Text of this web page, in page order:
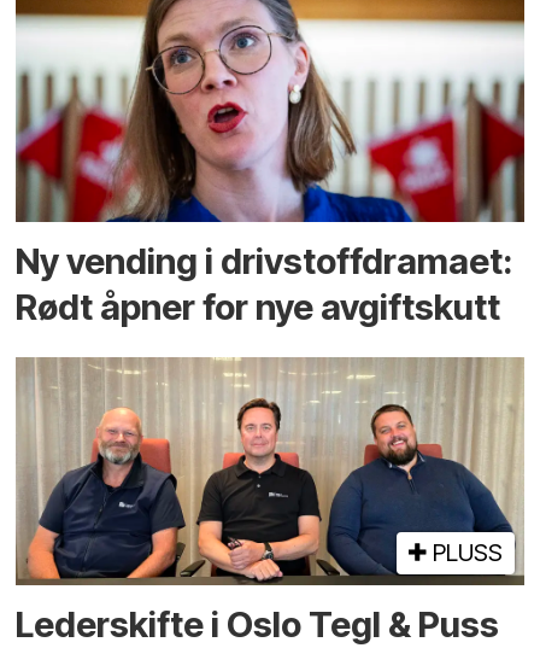
Ny vending i drivstoffdramaet:
Rødt åpner for nye avgiftskutt
PLUSS
Lederskifte i Oslo Tegl & Puss